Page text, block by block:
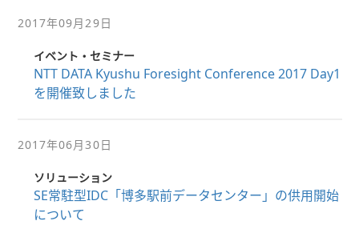
2017年09月29日
イベント・セミナー
NTT DATA Kyushu Foresight Conference 2017 Day1
を開催致しました
2017年06月30日
ソリューション
SE常駐型IDC「博多駅前データセンター」の供用開始
について